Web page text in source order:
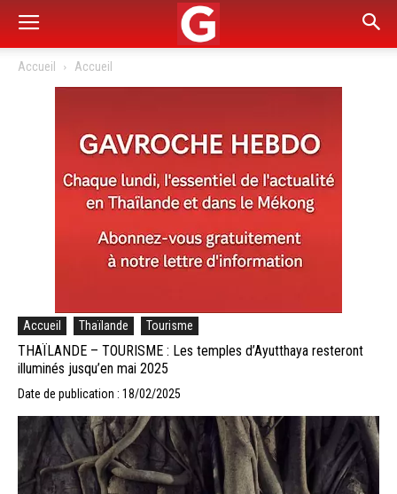
Accueil Accueil
Accueil Thaïlande Tourisme
THAÏLANDE – TOURISME : Les temples d’Ayutthaya resteront
illuminés jusqu’en mai 2025
Date de publication : 18/02/2025